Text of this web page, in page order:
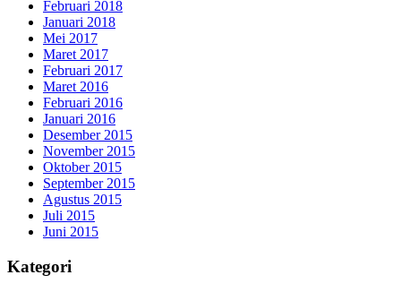
Februari 2018
Januari 2018
Mei 2017
Maret 2017
Februari 2017
Maret 2016
Februari 2016
Januari 2016
Desember 2015
November 2015
Oktober 2015
September 2015
Agustus 2015
Juli 2015
Juni 2015
Kategori